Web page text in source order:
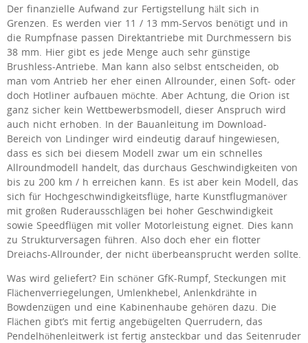
Der finanzielle Aufwand zur Fertigstellung hält sich in
Grenzen. Es werden vier 11 / 13 mm-Servos benötigt und in
die Rumpfnase passen Direktantriebe mit Durchmessern bis
38 mm. Hier gibt es jede Menge auch sehr günstige
Brushless-Antriebe. Man kann also selbst entscheiden, ob
man vom Antrieb her eher einen Allrounder, einen Soft- oder
doch Hotliner aufbauen möchte. Aber Achtung, die Orion ist
ganz sicher kein Wettbewerbsmodell, dieser Anspruch wird
auch nicht erhoben. In der Bauanleitung im Download-
Bereich von Lindinger wird eindeutig darauf hingewiesen,
dass es sich bei diesem Modell zwar um ein schnelles
Allroundmodell handelt, das durchaus Geschwindigkeiten von
bis zu 200 km / h erreichen kann. Es ist aber kein Modell, das
sich für Hochgeschwindigkeitsflüge, harte Kunstflugmanöver
mit großen Ruderausschlägen bei hoher Geschwindigkeit
sowie Speedflügen mit voller Motorleistung eignet. Dies kann
zu Strukturversagen führen. Also doch eher ein flotter
Dreiachs-Allrounder, der nicht überbeansprucht werden sollte.
Was wird geliefert? Ein schöner GfK-Rumpf, Steckungen mit
Flächenverriegelungen, Umlenkhebel, Anlenkdrähte in
Bowdenzügen und eine Kabinenhaube gehören dazu. Die
Flächen gibt’s mit fertig angebügelten Querrudern, das
Pendelhöhenleitwerk ist fertig ansteckbar und das Seitenruder